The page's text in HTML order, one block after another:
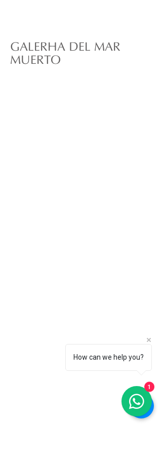
GALERÍA DEL MAR
MUERTO
How can we help you?
1